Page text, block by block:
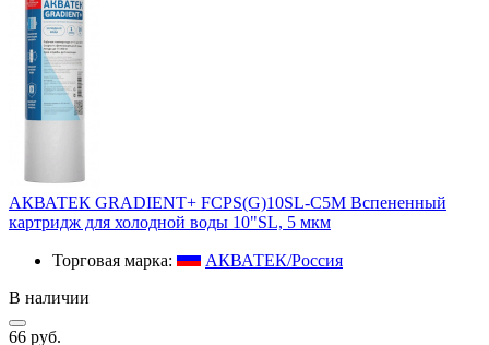
АКВАТЕК GRADIENT+ FCPS(G)10SL-C5M Вспененный
картридж для холодной воды 10"SL, 5 мкм
Торговая марка:
АКВАТЕК/Россия
В наличии
66 руб.